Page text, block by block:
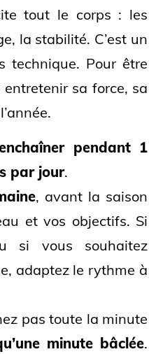
tout le corps : les
la stabilité. C’est un
technique. Pour être
sa force, sa
pendant 1
par jour.
, avant la saison
et vos objectifs. Si
si vous souhaitez
adaptez le rythme à
pas toute la minute
minute bâclée.